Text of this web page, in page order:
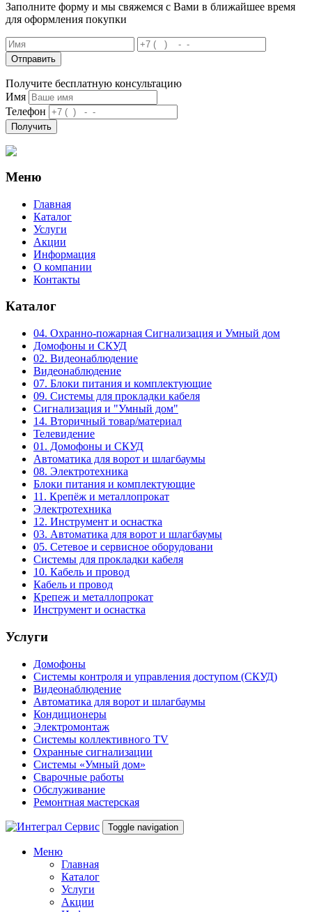
Заполните форму и мы свяжемся с Вами в ближайшее время
для оформления покупки
Отправить
Получите бесплатную консультацию
Имя
Телефон
Получить
Меню
Главная
Каталог
Услуги
Акции
Информация
О компании
Контакты
Каталог
04. Охранно-пожарная Сигнализация и Умный дом
Домофоны и СКУД
02. Видеонаблюдение
Видеонаблюдение
07. Блоки питания и комплектующие
09. Системы для прокладки кабеля
Сигнализация и "Умный дом"
14. Вторичный товар/материал
Телевидение
01. Домофоны и СКУД
Автоматика для ворот и шлагбаумы
08. Электротехника
Блоки питания и комплектующие
11. Крепёж и металлопрокат
Электротехника
12. Инструмент и оснастка
03. Автоматика для ворот и шлагбаумы
05. Сетевое и сервисное оборудовани
Системы для прокладки кабеля
10. Кабель и провод
Кабель и провод
Крепеж и металлопрокат
Инструмент и оснастка
Услуги
Домофоны
Системы контроля и управления доступом (СКУД)
Видеонаблюдение
Автоматика для ворот и шлагбаумы
Кондиционеры
Электромонтаж
Системы коллективного TV
Охранные сигнализации
Системы «Умный дом»
Сварочные работы
Обслуживание
Ремонтная мастерская
Toggle navigation
Меню
Главная
Каталог
Услуги
Акции